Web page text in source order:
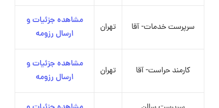
سرپرست خدمات- آقا تهران
مشاهده جزئیات و
ارسال رزومه
کارمند حراست- آقا تهران
مشاهده جزئیات و
ارسال رزومه